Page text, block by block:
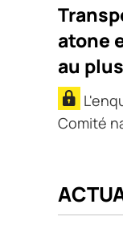
atone
au
Comité